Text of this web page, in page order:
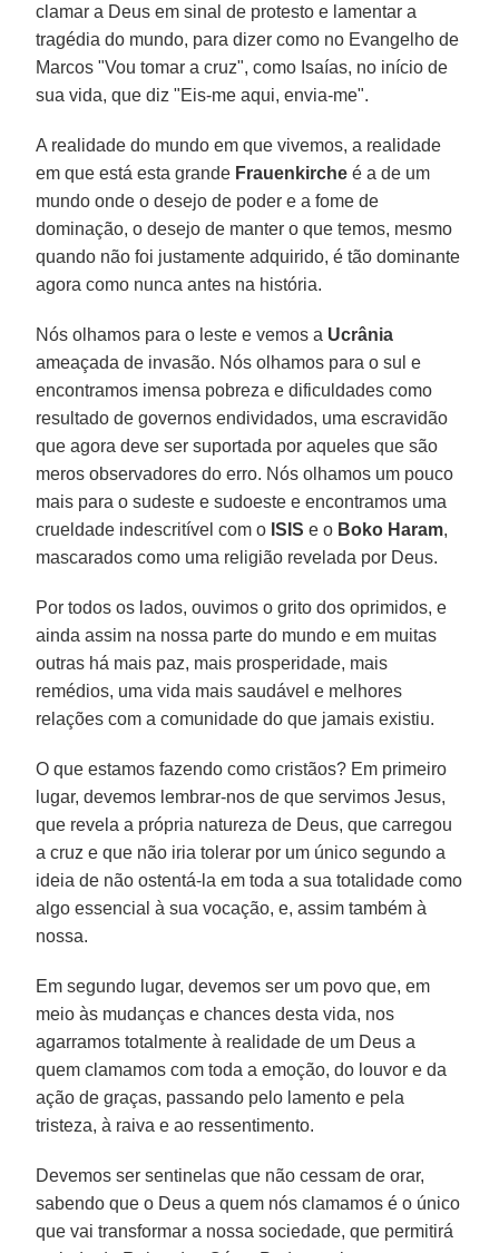
clamar a Deus em sinal de protesto e lamentar a
tragédia do mundo, para dizer como no Evangelho de
Marcos "Vou tomar a cruz", como Isaías, no início de
sua vida, que diz "Eis-me aqui, envia-me".
A realidade do mundo em que vivemos, a realidade
em que está esta grande Frauenkirche é a de um
mundo onde o desejo de poder e a fome de
dominação, o desejo de manter o que temos, mesmo
quando não foi justamente adquirido, é tão dominante
agora como nunca antes na história.
Nós olhamos para o leste e vemos a Ucrânia
ameaçada de invasão. Nós olhamos para o sul e
encontramos imensa pobreza e dificuldades como
resultado de governos endividados, uma escravidão
que agora deve ser suportada por aqueles que são
meros observadores do erro. Nós olhamos um pouco
mais para o sudeste e sudoeste e encontramos uma
crueldade indescritível com o ISIS e o Boko Haram,
mascarados como uma religião revelada por Deus.
Por todos os lados, ouvimos o grito dos oprimidos, e
ainda assim na nossa parte do mundo e em muitas
outras há mais paz, mais prosperidade, mais
remédios, uma vida mais saudável e melhores
relações com a comunidade do que jamais existiu.
O que estamos fazendo como cristãos? Em primeiro
lugar, devemos lembrar-nos de que servimos Jesus,
que revela a própria natureza de Deus, que carregou
a cruz e que não iria tolerar por um único segundo a
ideia de não ostentá-la em toda a sua totalidade como
algo essencial à sua vocação, e, assim também à
nossa.
Em segundo lugar, devemos ser um povo que, em
meio às mudanças e chances desta vida, nos
agarramos totalmente à realidade de um Deus a
quem clamamos com toda a emoção, do louvor e da
ação de graças, passando pelo lamento e pela
tristeza, à raiva e ao ressentimento.
Devemos ser sentinelas que não cessam de orar,
sabendo que o Deus a quem nós clamamos é o único
que vai transformar a nossa sociedade, que permitirá